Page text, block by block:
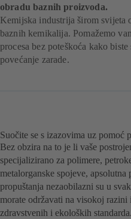
obradu baznih proizvoda.
Kemijska industrija širom svijeta
baznih kemikalija. Pomažemo
procesa bez poteškoća kako
povećanje zarade.
Suočite se s izazovima uz pomoć
Bez obzira na to je li vaše
specijalizirano za polimere,
metalorganske spojeve, apsolutna
propuštanja nezaobilazni su u
morate održavati na visokoj
zdravstvenih i ekoloških